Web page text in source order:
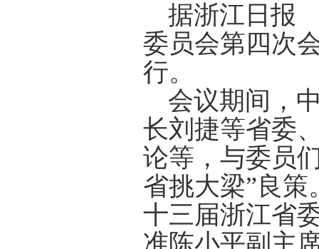
据浙江日报
委员会第四次
行。
会议期间，
长刘捷等省委
论等，与委员
省挑大梁”良
十三届浙江省